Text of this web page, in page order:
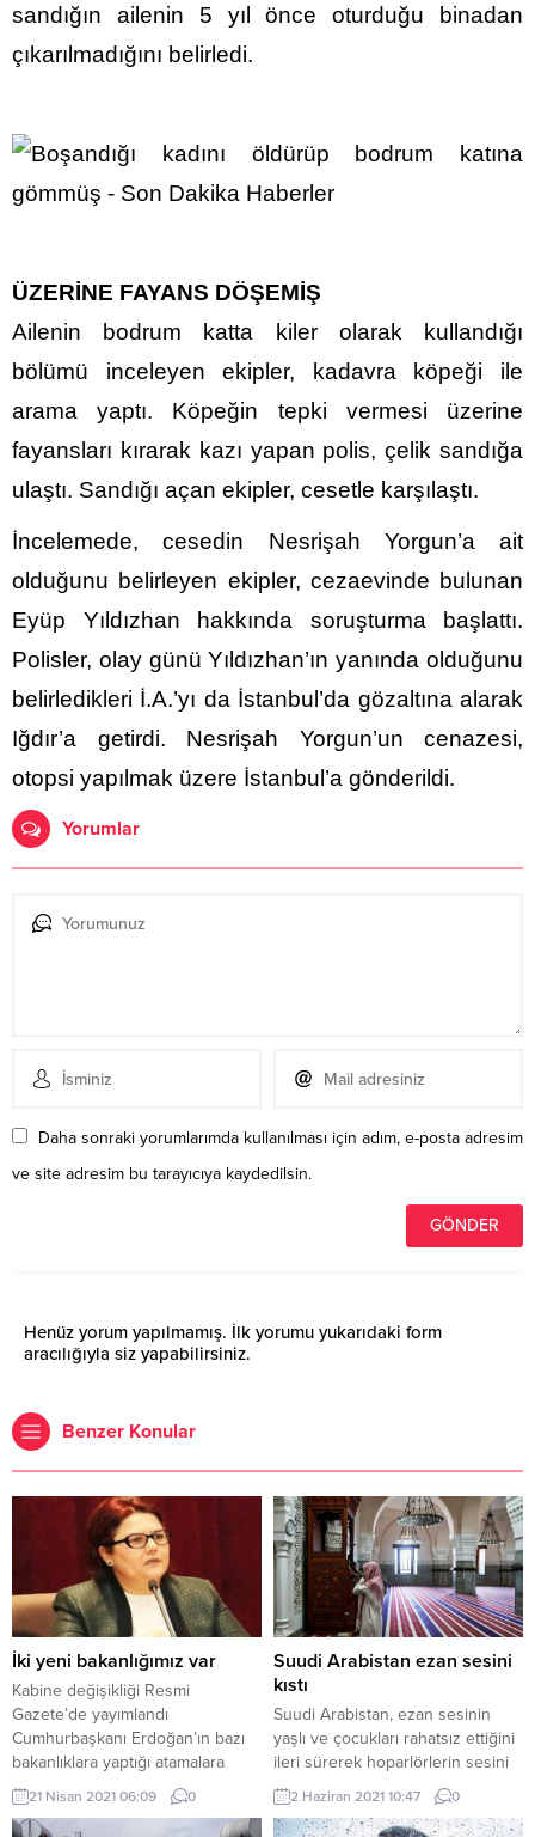
sandığın ailenin 5 yıl önce oturduğu binadan
çıkarılmadığını belirledi.
ÜZERİNE FAYANS DÖŞEMİŞ
Ailenin bodrum katta kiler olarak kullandığı
bölümü inceleyen ekipler, kadavra köpeği ile
arama yaptı. Köpeğin tepki vermesi üzerine
fayansları kırarak kazı yapan polis, çelik sandığa
ulaştı. Sandığı açan ekipler, cesetle karşılaştı.
İncelemede, cesedin Nesrişah Yorgun’a ait
olduğunu belirleyen ekipler, cezaevinde bulunan
Eyüp Yıldızhan hakkında soruşturma başlattı.
Polisler, olay günü Yıldızhan’ın yanında olduğunu
belirledikleri İ.A.’yı da İstanbul’da gözaltına alarak
Iğdır’a getirdi. Nesrişah Yorgun’un cenazesi,
otopsi yapılmak üzere İstanbul’a gönderildi.
Yorumlar
Daha sonraki yorumlarımda kullanılması için adım, e-posta adresim
ve site adresim bu tarayıcıya kaydedilsin.
Henüz yorum yapılmamış. İlk yorumu yukarıdaki form
aracılığıyla siz yapabilirsiniz.
Benzer Konular
İki yeni bakanlığımız var
Kabine değişikliği Resmi
Gazete’de yayımlandı
Cumhurbaşkanı Erdoğan’ın bazı
bakanlıklara yaptığı atamalara
ilişkin kararlar Resmi Gazete’de
yayımlandı. ANKARA (AA) – Aile
21 Nisan 2021 06:09 0
Suudi Arabistan ezan sesini
kıstı
Suudi Arabistan, ezan sesinin
yaşlı ve çocukları rahatsız ettiğini
ileri sürerek hoparlörlerin sesini
kıstı. Karara karşı çıkan
vatandaşları ise ‘krallığın
2 Haziran 2021 10:47 0